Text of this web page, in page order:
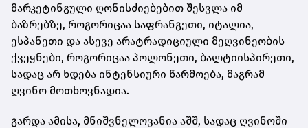
მარკეტინგული ღონისძიებებით შესვლა იმ
ბაზრებზე, როგორიცაა საფრანგეთი, იტალია,
ესპანეთი და ასევე არატრადიციული მეღვინეობის
ქვეყნები, როგორიცაა პოლონეთი, ბალტიისპირეთი,
სადაც არ ხდება ინტენსიური წარმოება, მაგრამ
ღვინო მოთხოვნადია.
გარდა ამისა, მნიშვნელოვანია აშშ, სადაც ღვინოში